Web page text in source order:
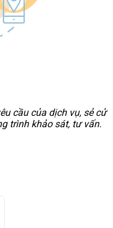
cầu của dịch vụ, sẻ cử
trình khảo sát, tư vấn.